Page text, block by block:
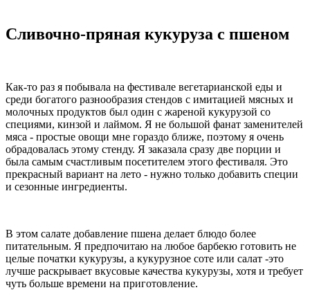
Сливочно-пряная кукуруза с пшеном
Как-то раз я побывала на фестивале вегетарианской еды и
среди богатого разнообразия стендов с имитацией мясных и
молочных продуктов был один с жареной кукурузой со
специями, кинзой и лаймом. Я не большой фанат заменителей
мяса - простые овощи мне гораздо ближе, поэтому я очень
обрадовалась этому стенду. Я заказала сразу две порции и
была самым счастливым посетителем этого фестиваля. Это
прекрасный вариант на лето - нужно только добавить специи
и сезонные ингредиенты.
В этом салате добавление пшена делает блюдо более
питательным. Я предпочитаю на любое барбекю готовить не
целые початки кукурузы, а кукурузное соте или салат -это
лучше раскрывает вкусовые качества кукурузы, хотя и требует
чуть больше времени на приготовление.